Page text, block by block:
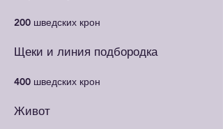
200 шведских крон
Щеки и линия подбородка
400 шведских крон
Живот